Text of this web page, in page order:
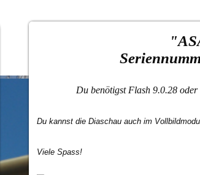
Du benötigst Flash 9.0.28 oder
Du kannst die Diaschau auch im
Viele Spass!